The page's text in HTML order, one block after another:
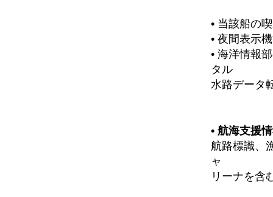
• 当該船の
• 夜間表示
• 海洋情報
タル
水路データ
• 航海支援
航路標識、
ャ
リーナを含